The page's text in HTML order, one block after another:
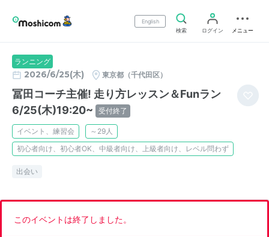
English
検索
ログイン メニュー
ランニング
2026/6/25(木) 東京都（千代田区）
冨田コーチ主催! 走り方レッスン＆Funラン
6/25(木)19:20~
受付終了
イベント、練習会
～29人
初心者向け、初心者OK、中級者向け、上級者向け、レベル問わず
出会い
このイベントは終了しました。